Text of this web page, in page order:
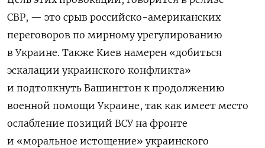
СВР, — это срыв российско-американских
переговоров по мирному урегулированию
в Украине. Также Киев намерен «добиться
эскалации украинского конфликта»
и подтолкнуть Вашингтон к продолжению
военной помощи Украине, так как имеет место
ослабление позиций ВСУ на фронте
и «моральное истощение» украинского